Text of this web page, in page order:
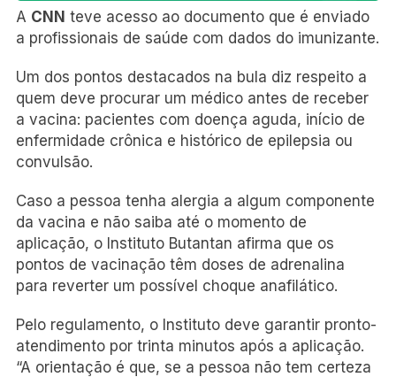
A CNN teve acesso ao documento que é enviado
a profissionais de saúde com dados do imunizante.
Um dos pontos destacados na bula diz respeito a
quem deve procurar um médico antes de receber
a vacina: pacientes com doença aguda, início de
enfermidade crônica e histórico de epilepsia ou
convulsão.
Caso a pessoa tenha alergia a algum componente
da vacina e não saiba até o momento de
aplicação, o Instituto Butantan afirma que os
pontos de vacinação têm doses de adrenalina
para reverter um possível choque anafilático.
Pelo regulamento, o Instituto deve garantir pronto-
atendimento por trinta minutos após a aplicação.
“A orientação é que, se a pessoa não tem certeza